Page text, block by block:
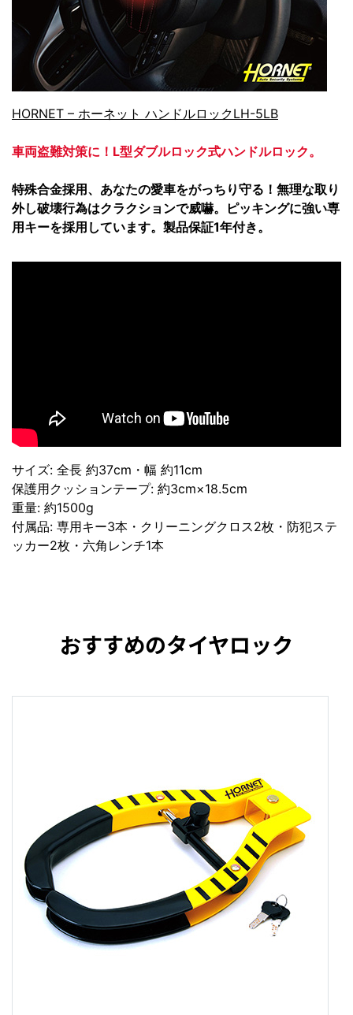
HORNET – ホーネット ハンドルロックLH-5LB
車両盗難対策に！L型ダブルロック式ハンドルロック。
特殊合金採用、あなたの愛車をがっちり守る！無理な取り
外し破壊行為はクラクションで威嚇。ピッキングに強い専
用キーを採用しています。製品保証1年付き。
サイズ: 全長 約37cm・幅 約11cm
保護用クッションテープ: 約3cm×18.5cm
重量: 約1500g
付属品: 専用キー3本・クリーニングクロス2枚・防犯ステ
ッカー2枚・六角レンチ1本
おすすめのタイヤロック